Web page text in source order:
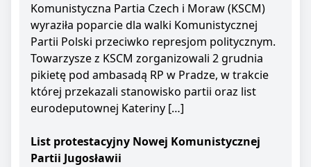
Komunistyczna Partia Czech i Moraw (KSCM)
wyraziła poparcie dla walki Komunistycznej
Partii Polski przeciwko represjom politycznym.
Towarzysze z KSCM zorganizowali 2 grudnia
pikietę pod ambasadą RP w Pradze, w trakcie
której przekazali stanowisko partii oraz list
eurodeputownej Kateriny […]
List protestacyjny Nowej Komunistycznej
Partii Jugosławii